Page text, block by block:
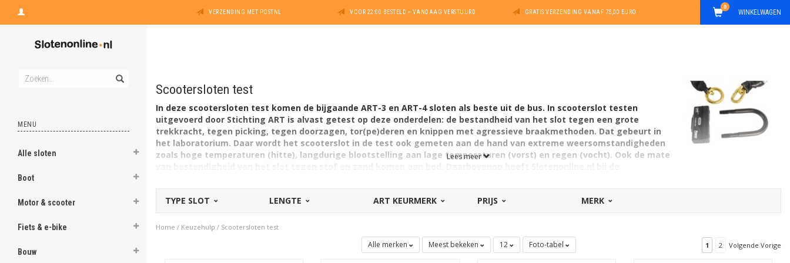
VERZENDING MET POSTNL VOOR 22:00 BESTELD = VANDAAG VERSTUURD GRATIS VERZENDING VANAF 75,00 EURO WINKELWAGEN
0
MENU
Alle sloten
Boot
Motor & scooter
Fiets & e-bike
Bouw
Scootersloten test
In deze scootersloten test komen de bijgaande ART-3 en ART-4 sloten als beste uit de bus. In scooterslot testen
uitgevoerd door Stichting ART is alvast getest op deze onderdelen: de bestandheid van het slot tegen een grote
trekkracht, tegen picking, tegen doorzagen, tor(pe)deren en knippen met agressieve braakmethoden. Dat gebeurt in
het laboratorium. Daar wordt het scooterslot in de test ook gemeten aan de hand van extreme weersomstandigheden
zoals hoge temperaturen (hitte), langdurige blootstelling aan lage temperaturen (vorst) en regen (vocht). Ook de mate
flexibiliteit bij het op slot zetten. Ook de kwaliteit van het cilinder, de sterkte van het staal en voldoende keuze als het
gaat om de diameter van de ketting (waar van toepassing) zijn meegewogen.
Lees meer
TYPE SLOT LENGTE ART KEURMERK PRIJS MERK
Home / Keuzehulp / Scootersloten test
Alle merken Meest bekeken 12 Foto-tabel 1 2 Volgende Vorige